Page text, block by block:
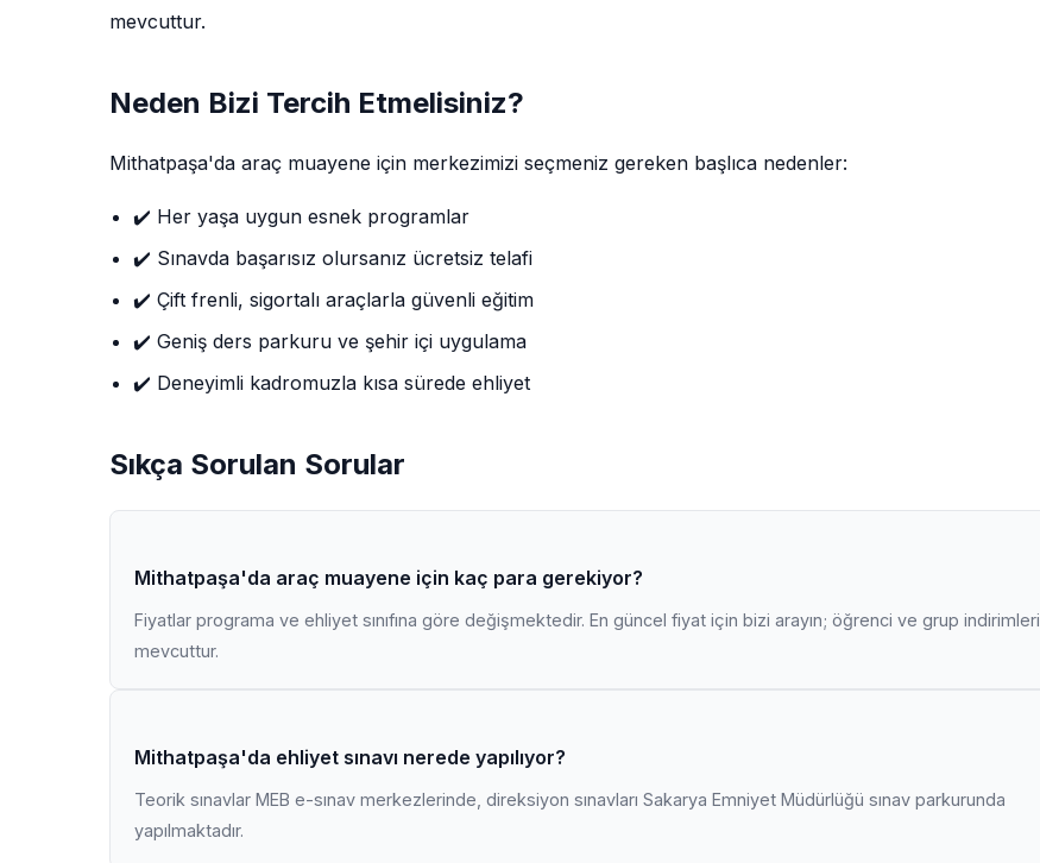
mevcuttur.
Neden Bizi Tercih Etmelisiniz?
Mithatpaşa'da araç muayene için merkezimizi seçmeniz gereken başlıca nedenler:
✔️ Her yaşa uygun esnek programlar
✔️ Sınavda başarısız olursanız ücretsiz telafi
✔️ Çift frenli, sigortalı araçlarla güvenli eğitim
✔️ Geniş ders parkuru ve şehir içi uygulama
✔️ Deneyimli kadromuzla kısa sürede ehliyet
Sıkça Sorulan Sorular
Mithatpaşa'da araç muayene için kaç para gerekiyor?
Fiyatlar programa ve ehliyet sınıfına göre değişmektedir. En güncel fiyat için bizi arayın; öğrenci ve grup indirimleri
mevcuttur.
Mithatpaşa'da ehliyet sınavı nerede yapılıyor?
Teorik sınavlar MEB e-sınav merkezlerinde, direksiyon sınavları Sakarya Emniyet Müdürlüğü sınav parkurunda
yapılmaktadır.